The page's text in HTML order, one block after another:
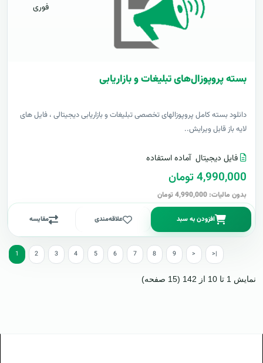
فوری
بسته پروپوزال‌های تبلیغات و بازاریابی
دانلود بسته کامل پروپوزالهای تخصصی تبلیغات و بازاریابی دیجیتالی ، فایل های
لایه باز قابل ویرایش..
فایل دیجیتال آماده استفاده
4,990,000 تومان
بدون مالیات: 4,990,000 تومان
افزودن به سبد علاقه‌مندی مقایسه
1 2 3 4 5 6 7 8 9 > >|
نمایش 1 تا 10 از 142 (15 صفحه)